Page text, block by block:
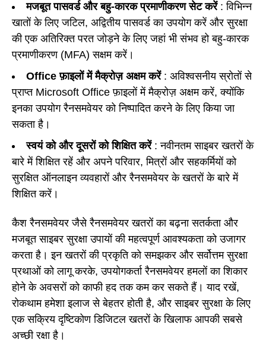
मजबूत पासवर्ड और बहु-कारक प्रमाणीकरण सेट करें: विभिन्न
खातों के लिए जटिल, अद्वितीय पासवर्ड का उपयोग करें और सुरक्षा
की एक अतिरिक्त परत जोड़ने के लिए जहां भी संभव हो बहु-कारक
प्रमाणीकरण (MFA) सक्षम करें।
Office फ़ाइलों में मैक्रोज़ अक्षम करें: अविश्वसनीय स्रोतों से
प्राप्त Microsoft Office फ़ाइलों में मैक्रोज़ अक्षम करें, क्योंकि
इनका उपयोग रैनसमवेयर को निष्पादित करने के लिए किया जा
सकता है।
स्वयं को और दूसरों को शिक्षित करें: नवीनतम साइबर खतरों के
बारे में शिक्षित रहें और अपने परिवार, मित्रों और सहकर्मियों को
सुरक्षित ऑनलाइन व्यवहारों और रैनसमवेयर के खतरों के बारे में
शिक्षित करें।
कैश रैनसमवेयर जैसे रैनसमवेयर खतरों का बढ़ना सतर्कता और
मजबूत साइबर सुरक्षा उपायों की महत्वपूर्ण आवश्यकता को उजागर
करता है। इन खतरों की प्रकृति को समझकर और सर्वोत्तम सुरक्षा
प्रथाओं को लागू करके, उपयोगकर्ता रैनसमवेयर हमलों का शिकार
होने के अवसरों को काफी हद तक कम कर सकते हैं। याद रखें,
रोकथाम हमेशा इलाज से बेहतर होती है, और साइबर सुरक्षा के लिए
एक सक्रिय दृष्टिकोण डिजिटल खतरों के खिलाफ आपकी सबसे
अच्छी रक्षा है।